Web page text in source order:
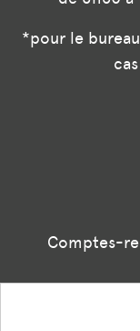
*pour le
Comptes-